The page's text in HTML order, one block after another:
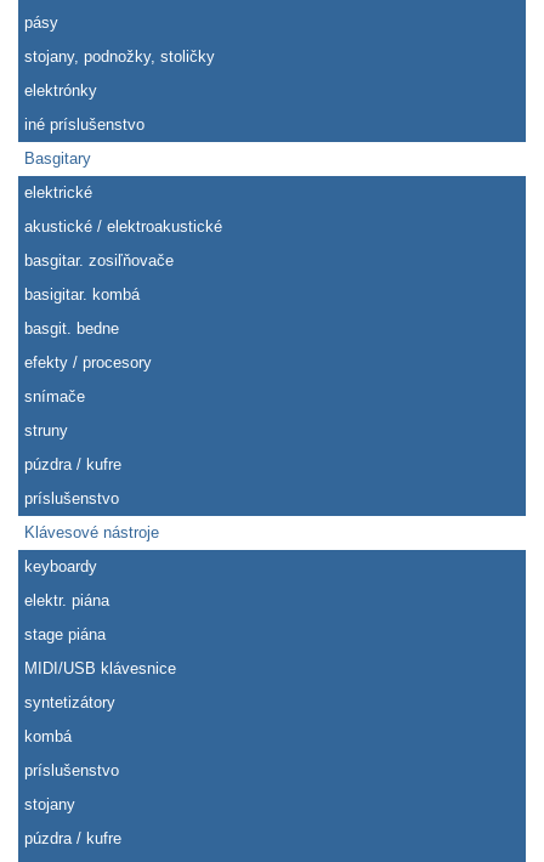
pásy
stojany, podnožky, stoličky
elektrónky
iné príslušenstvo
Basgitary
elektrické
akustické / elektroakustické
basgitar. zosiľňovače
basigitar. kombá
basgit. bedne
efekty / procesory
snímače
struny
púzdra / kufre
príslušenstvo
Klávesové nástroje
keyboardy
elektr. piána
stage piána
MIDI/USB klávesnice
syntetizátory
kombá
príslušenstvo
stojany
púzdra / kufre